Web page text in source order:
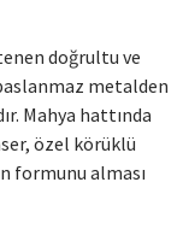
doğrultu ve
metalden
Mahya hattında
özel körüklü
formunu alması